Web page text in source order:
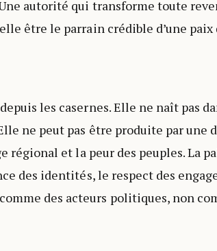
autorité qui transforme toute
être le parrain crédible d’une paix
les casernes. Elle ne naît pas
ne peut pas être produite par une
et la peur des peuples. La
des identités, le respect des
des acteurs politiques, non